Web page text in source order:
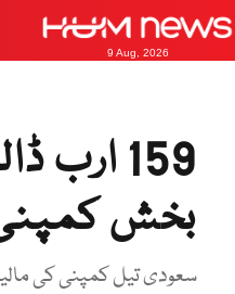
9 Aug, 2026
159
بخش
سعودی تیل کمپنی کی